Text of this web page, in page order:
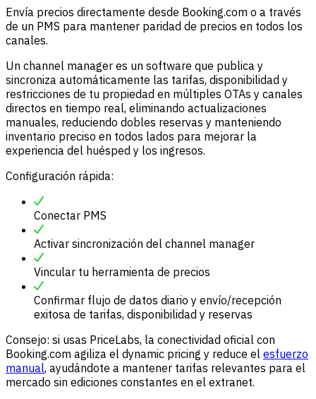
Envía precios directamente desde Booking.com o a través
de un PMS para mantener paridad de precios en todos los
canales.
Un channel manager es un software que publica y
sincroniza automáticamente las tarifas, disponibilidad y
restricciones de tu propiedad en múltiples OTAs y canales
directos en tiempo real, eliminando actualizaciones
manuales, reduciendo dobles reservas y manteniendo
inventario preciso en todos lados para mejorar la
experiencia del huésped y los ingresos.
Configuración rápida:
Conectar PMS
Activar sincronización del channel manager
Vincular tu herramienta de precios
Confirmar flujo de datos diario y envío/recepción
exitosa de tarifas, disponibilidad y reservas
Consejo: si usas PriceLabs, la conectividad oficial con
Booking.com agiliza el dynamic pricing y reduce el esfuerzo
manual, ayudándote a mantener tarifas relevantes para el
mercado sin ediciones constantes en el extranet.